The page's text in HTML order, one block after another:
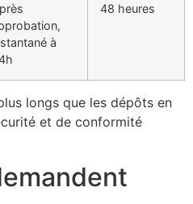
à
48 heures
longs que les dépôts en
et de conformité